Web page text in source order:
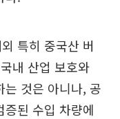
특히 중국산 버
내 산업 보호와
는 것은 아니나, 공
된 수입 차량에